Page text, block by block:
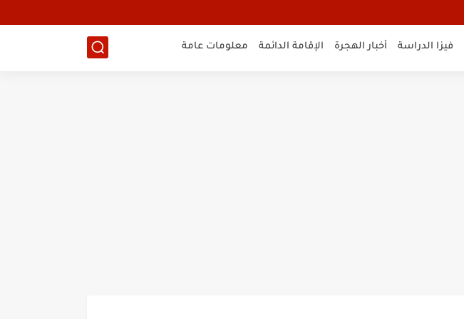
فيزا الدراسة أخبار الهجرة الإقامة الدائمة معلومات عامة